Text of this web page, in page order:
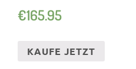
€165.95
KAUFE JETZT